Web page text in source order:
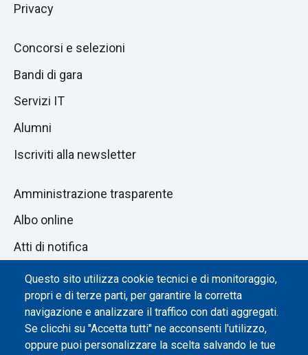
Questo sito utilizza cookie tecnici e di monitoraggio,
propri e di terze parti, per garantire la corretta
navigazione e analizzare il traffico con dati aggregati.
Se clicchi su "Accetta tutti" ne acconsenti l'utilizzo,
oppure puoi personalizzare la scelta salvando le tue
Privacy
Concorsi e selezioni
Bandi di gara
Servizi IT
Alumni
Iscriviti alla newsletter
Amministrazione trasparente
Albo online
Atti di notifica
Dichiarazione di accessibilità
Impostazione dei cookie